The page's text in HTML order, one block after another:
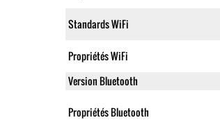
Standards WiFi
Propriétés WiFi
Version Bluetooth
Propriétés Bluetooth